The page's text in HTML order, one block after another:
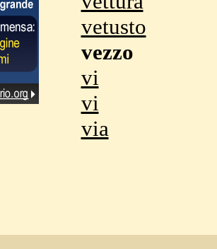
vetusto
vezzo
vi
vi
via